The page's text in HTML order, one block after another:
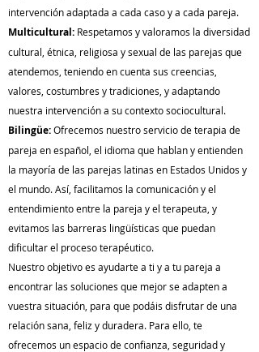
intervención adaptada a cada caso y a cada pareja.
Multicultural: Respetamos y valoramos la diversidad
cultural, étnica, religiosa y sexual de las parejas que
atendemos, teniendo en cuenta sus creencias,
valores, costumbres y tradiciones, y adaptando
nuestra intervención a su contexto sociocultural.
Bilingüe:Ofrecemos nuestro servicio de terapia de
pareja en español, el idioma que hablan y entienden
la mayoría de las parejas latinas en Estados Unidos y
el mundo. Así, facilitamos la comunicación y el
entendimiento entre la pareja y el terapeuta, y
evitamos las barreras lingüísticas que puedan
dificultar el proceso terapéutico.
Nuestro objetivo es ayudarte a ti y a tu pareja a
encontrar las soluciones que mejor se adapten a
vuestra situación, para que podáis disfrutar de una
relación sana, feliz y duradera. Para ello, te
ofrecemos un espacio de confianza, seguridad y